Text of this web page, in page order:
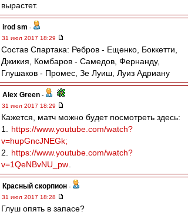
вырастет.
irod sm -
31 июл 2017 18:29
Состав Спартака: Ребров - Ещенко, Боккетти,
Джикия, Комбаров - Самедов, Фернанду,
Глушаков - Промес, Зе Луиш, Луиз Адриану
Alex Green -
31 июл 2017 18:29
Кажется, матч можно будет посмотреть здесь:
1.
https://www.youtube.com/watch?
v=hupGncJNEGk;
2.
https://www.youtube.com/watch?
v=1QeNBvNU_pw
Красный скорпион -
31 июл 2017 18:28
Глуш опять в запасе?